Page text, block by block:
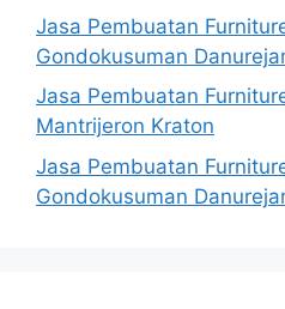
Jasa Pembuatan
Gondokusuman
Jasa Pembuatan
Mantrijeron Kraton
Jasa Pembuatan
Gondokusuman